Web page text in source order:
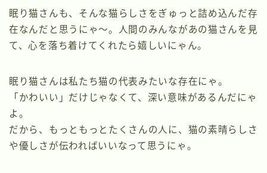
眠り猫さんも、そんな猫らしさをぎゅっと詰め込んだ存
在なんだと思うにゃ～。人間のみんながあの猫さんを見
て、心を落ち着けてくれたら嬉しいにゃん。
眠り猫さんは私たち猫の代表みたいな存在にゃ。
「かわいい」だけじゃなくて、深い意味があるんだにゃ
よ。
だから、もっともっとたくさんの人に、猫の素晴らしさ
や優しさが伝わればいいなって思うにゃ。